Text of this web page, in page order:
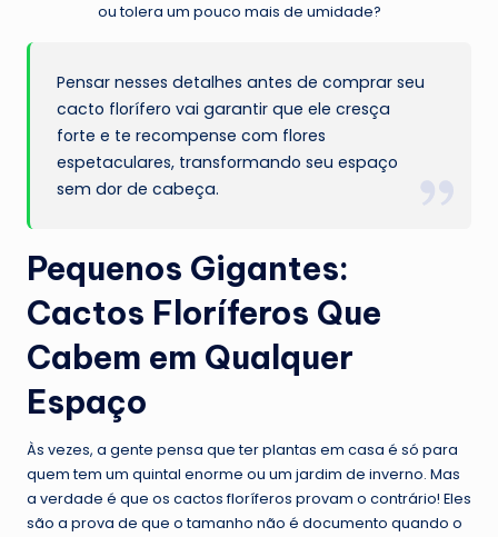
ou tolera um pouco mais de umidade?
Pensar nesses detalhes antes de comprar seu
cacto florífero vai garantir que ele cresça
forte e te recompense com flores
espetaculares, transformando seu espaço
sem dor de cabeça.
Pequenos Gigantes:
Cactos Floríferos Que
Cabem em Qualquer
Espaço
Às vezes, a gente pensa que ter plantas em casa é só para
quem tem um quintal enorme ou um jardim de inverno. Mas
a verdade é que os cactos floríferos provam o contrário! Eles
são a prova de que o tamanho não é documento quando o